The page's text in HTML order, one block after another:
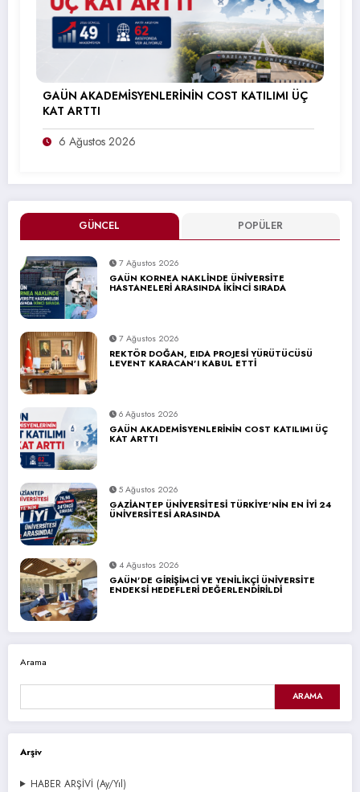
GÜNCEL POPÜLER
7 Ağustos 2026
GAÜN KORNEA NAKLİNDE ÜNİVERSİTE
HASTANELERİ ARASINDA İKİNCİ SIRADA
7 Ağustos 2026
REKTÖR DOĞAN, EIDA PROJESİ YÜRÜTÜCÜSÜ
LEVENT KARACAN’I KABUL ETTİ
6 Ağustos 2026
GAÜN AKADEMİSYENLERİNİN COST KATILIMI ÜÇ
KAT ARTTI
5 Ağustos 2026
GAZİANTEP ÜNİVERSİTESİ TÜRKİYE’NİN EN İYİ 24
ÜNİVERSİTESİ ARASINDA
4 Ağustos 2026
GAÜN’DE GİRİŞİMCİ VE YENİLİKÇİ ÜNİVERSİTE
ENDEKSİ HEDEFLERİ DEĞERLENDİRİLDİ
Arama
ARAMA
Arşiv
HABER ARŞİVİ (Ay/Yıl)
GAÜN AKADEMİSYENLERİNİN COST KATILIMI ÜÇ
KAT ARTTI
6 Ağustos 2026